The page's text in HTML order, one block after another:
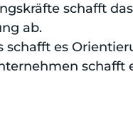
schafft
ab.
schafft es
schafft